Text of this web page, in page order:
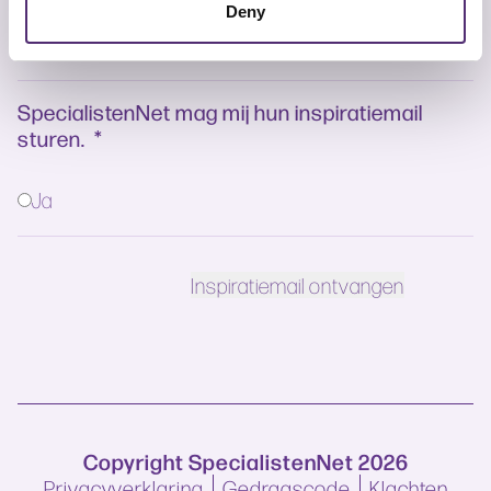
Deny
SpecialistenNet mag mij hun inspiratiemail
sturen. *
Ja
Copyright SpecialistenNet 2026